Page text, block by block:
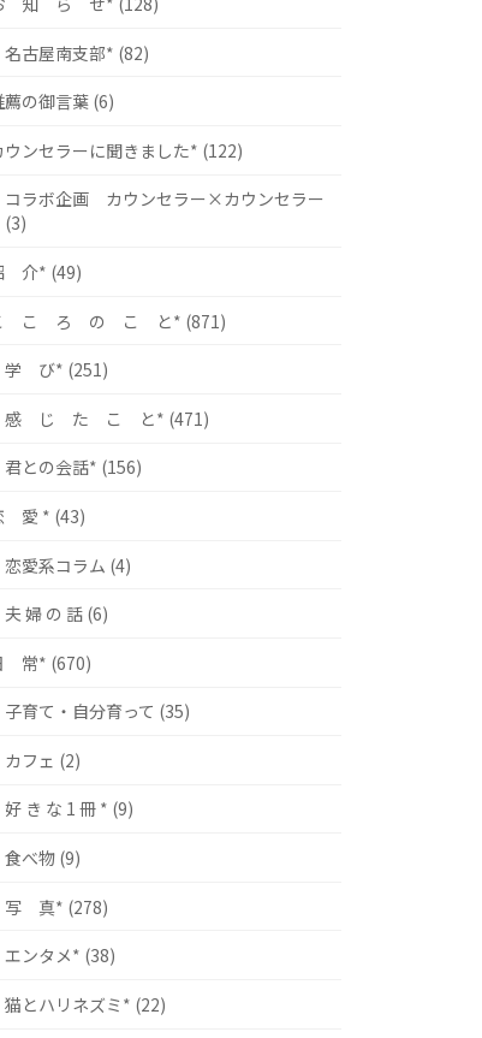
名古屋南支部* (82)
薦の御言葉 (6)
ウンセラーに聞きました* (122)
コラボ企画 カウンセラー×カウンセラー
(3)
介* (49)
こ ろ の こ と* (871)
学 び* (251)
感 じ た こ と* (471)
君との会話* (156)
愛 * (43)
恋愛系コラム (4)
夫 婦 の 話 (6)
常* (670)
子育て・自分育って (35)
カフェ (2)
好 き な 1 冊 * (9)
食べ物 (9)
写 真* (278)
エンタメ* (38)
猫とハリネズミ* (22)